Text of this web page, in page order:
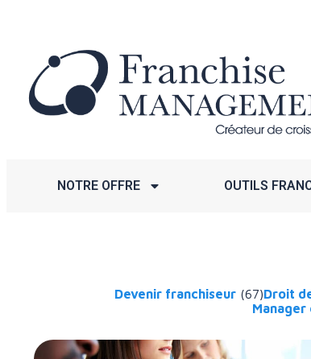
NOTRE OFFRE OUTILS
Devenir franchiseur (67)Droit